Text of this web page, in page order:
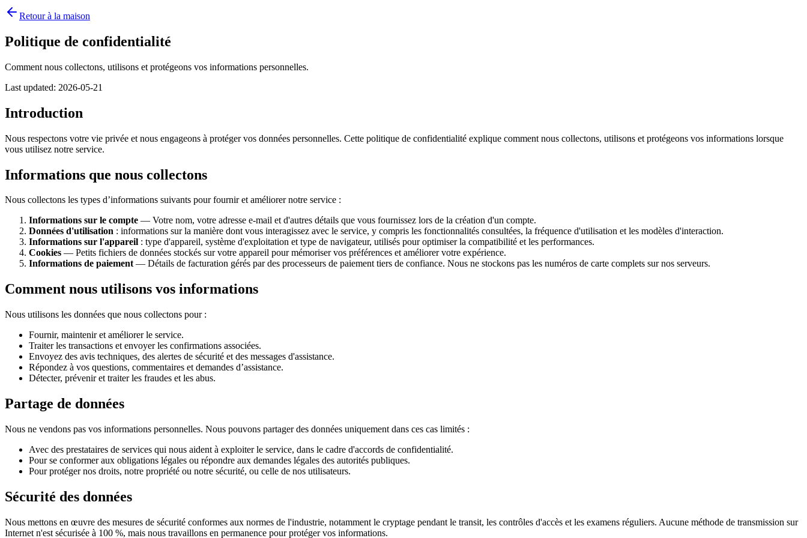
Retour à la maison
Politique de confidentialité
Comment nous collectons, utilisons et protégeons vos informations personnelles.
Last updated: 2026-05-21
Introduction
Nous respectons votre vie privée et nous engageons à protéger vos données personnelles. Cette politique de confidentialité explique comment nous collectons, utilisons et protégeons vos informations lorsque
vous utilisez notre service.
Informations que nous collectons
Nous collectons les types d’informations suivants pour fournir et améliorer notre service :
Informations sur le compte — Votre nom, votre adresse e-mail et d'autres détails que vous fournissez lors de la création d'un compte.
Données d'utilisation : informations sur la manière dont vous interagissez avec le service, y compris les fonctionnalités consultées, la fréquence d'utilisation et les modèles d'interaction.
Informations sur l'appareil : type d'appareil, système d'exploitation et type de navigateur, utilisés pour optimiser la compatibilité et les performances.
Cookies — Petits fichiers de données stockés sur votre appareil pour mémoriser vos préférences et améliorer votre expérience.
Informations de paiement— Détails de facturation gérés par des processeurs de paiement tiers de confiance. Nous ne stockons pas les numéros de carte complets sur nos serveurs.
Comment nous utilisons vos informations
Nous utilisons les données que nous collectons pour :
Fournir, maintenir et améliorer le service.
Traiter les transactions et envoyer les confirmations associées.
Envoyez des avis techniques, des alertes de sécurité et des messages d'assistance.
Répondez à vos questions, commentaires et demandes d’assistance.
Détecter, prévenir et traiter les fraudes et les abus.
Partage de données
Nous ne vendons pas vos informations personnelles. Nous pouvons partager des données uniquement dans ces cas limités :
Avec des prestataires de services qui nous aident à exploiter le service, dans le cadre d'accords de confidentialité.
Pour se conformer aux obligations légales ou répondre aux demandes légales des autorités publiques.
Pour protéger nos droits, notre propriété ou notre sécurité, ou celle de nos utilisateurs.
Sécurité des données
Nous mettons en œuvre des mesures de sécurité conformes aux normes de l'industrie, notamment le cryptage pendant le transit, les contrôles d'accès et les examens réguliers. Aucune méthode de transmission sur
Internet n'est sécurisée à 100 %, mais nous travaillons en permanence pour protéger vos informations.